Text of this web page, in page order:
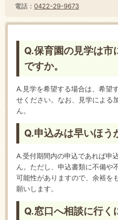
電話： 0422-29-9673
Q.保育園の見学は市
ですか。
A.見学を希望する場合は、希望
せください。なお、見学による
ん。
Q.申込みは早いほう
A.受付期間内の申込であれば申
ん。ただし、申込書類に不備や
可能性がありますので、余裕を
願いします。
Q.窓口へ相談に行く